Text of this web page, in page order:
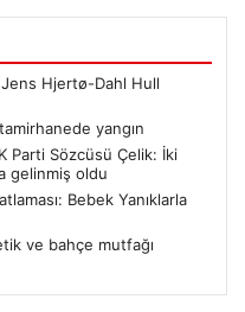
Jens Hjertø-Dahl Hull
yangın
Parti Sözcüsü Çelik: İki
gelinmiş oldu
Bebek Yanıklarla
ve bahçe mutfağı